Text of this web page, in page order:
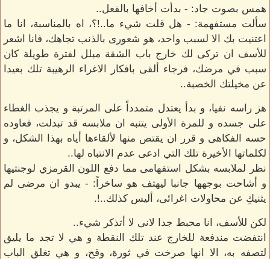
همس بصوت جاد: - بدأت أخافها بالفعل..
سألت مستفهمة: - هل قلت شيء ما..!؟، اه بالمناسبة، انا ما
اعتنيت بك الا لسبب واحد، هو شعورى بالذنب تجاهك، فانا اشعر
للأسف ان تركى لك خارج باب الشقة مبلل لفترة طويلة كان
سبب في مرضك، فرجاء ألقى بافكار الاغراء الرهيبة تلك بعيدا
عن مخيلتك الخصبة..
هز راسه نفيا، و بدأ يعتدل متمدداً على المرتبة و يجذب الغطاء
على جسده و للمرة الأولى يتنبه ان ملابسه قد تبدلت، فعاوده
حسه الفكاهى و قرر ان يقتص منها لألقاءها أياه بهذا الشكل، و
لكلماتها الأخيرة تلك التي ادعى عدم الانتباه لها..
نظر لملابسه بشكل استفهامى مما دفع اللون القرمزي لوجنتيها
و أشاحت بوجهها جانبا ليهتف هو ساخراً: - يبدو ان مرضى لم
يثنيكِ عن محاولات اغرائى، أليس كذلك..!.
لكن للأسف، انا محبط جدا لانى لا أتذكر شيء..
انتفضت مندفعة للخارج عند تلك النقطة و هي لا تجد ما يليق
لتصفه به، الا انها صرخت في ثورة، وقح، و هي تغلق الباب